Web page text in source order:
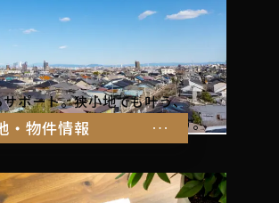
・物件情報
ポート。狭小地でも叶う、
ったりな物件をご紹介します。